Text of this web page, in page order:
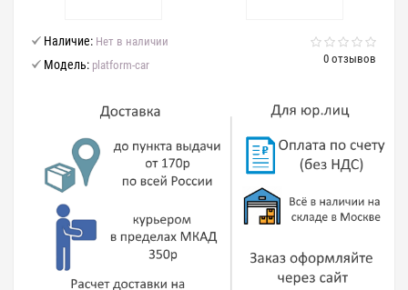
0 отзывов
Наличие: Нет в наличии
Модель: platform-car